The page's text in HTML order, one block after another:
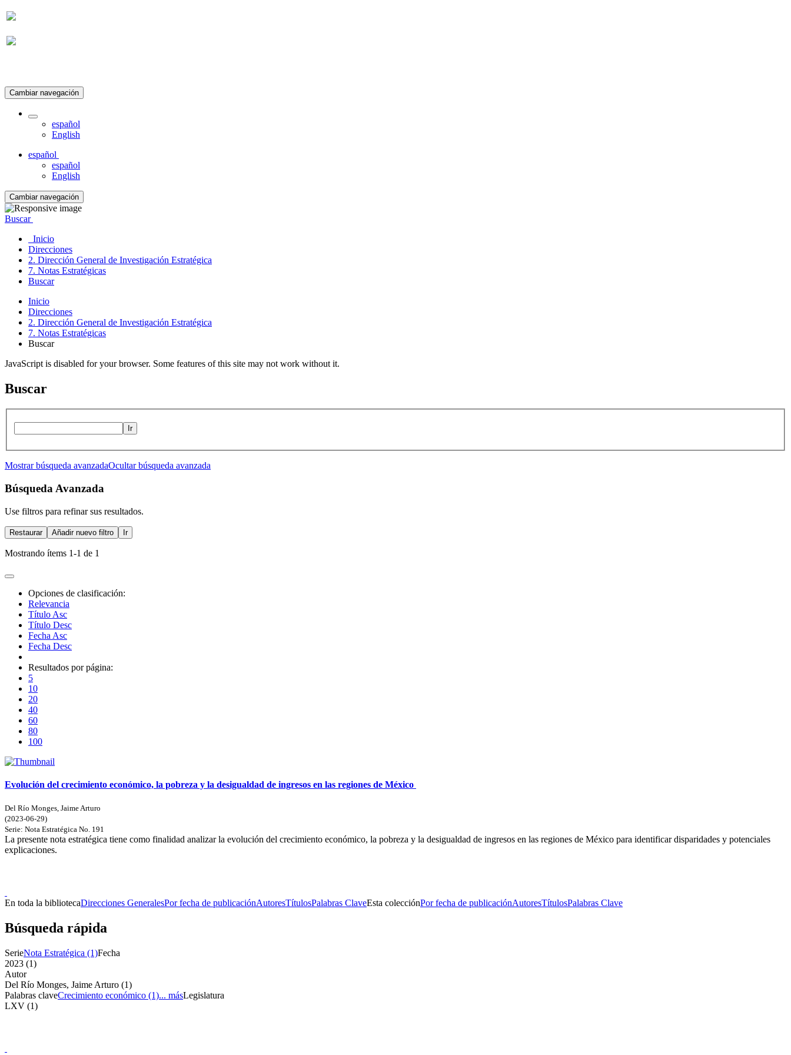
Cambiar navegación
español
English
español
español
English
Cambiar navegación
Buscar
Inicio
Direcciones
2. Dirección General de Investigación Estratégica
7. Notas Estratégicas
Buscar
Inicio
Direcciones
2. Dirección General de Investigación Estratégica
7. Notas Estratégicas
Buscar
JavaScript is disabled for your browser. Some features of this site may not work without it.
Buscar
Ir
Mostrar búsqueda avanzadaOcultar búsqueda avanzada
Búsqueda Avanzada
Use filtros para refinar sus resultados.
Restaurar Añadir nuevo filtro Ir
Mostrando ítems 1-1 de 1
Opciones de clasificación:
Relevancia
Título Asc
Título Desc
Fecha Asc
Fecha Desc
Resultados por página:
5
10
20
40
60
80
100
Evolución del crecimiento económico, la pobreza y la desigualdad de ingresos en las regiones de México
Del Río Monges, Jaime Arturo
(2023-06-29)
Serie: Nota Estratégica No. 191
La presente nota estratégica tiene como finalidad analizar la evolución del crecimiento económico, la pobreza y la desigualdad de ingresos en las regiones de México para identificar disparidades y potenciales
explicaciones.
En toda la bibliotecaDirecciones GeneralesPor fecha de publicaciónAutoresTítulosPalabras ClaveEsta colecciónPor fecha de publicaciónAutoresTítulosPalabras Clave
Búsqueda rápida
SerieNota Estratégica (1)Fecha
2023 (1)
Autor
Del Río Monges, Jaime Arturo (1)
Palabras claveCrecimiento económico (1)... másLegislatura
LXV (1)